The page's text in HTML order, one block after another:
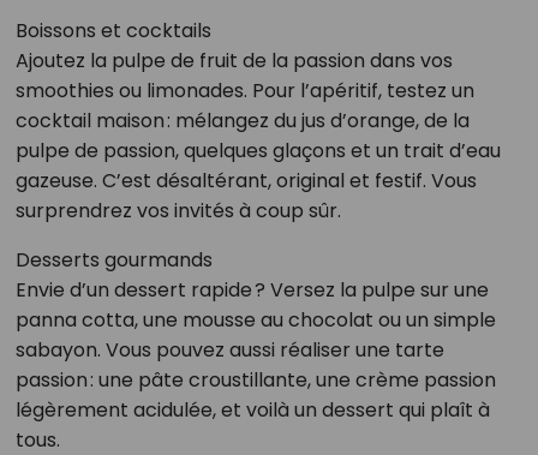
Boissons et cocktails
Ajoutez la pulpe de fruit de la passion dans vos
smoothies ou limonades. Pour l’apéritif, testez un
cocktail maison : mélangez du jus d’orange, de la
pulpe de passion, quelques glaçons et un trait d’eau
gazeuse. C’est désaltérant, original et festif. Vous
surprendrez vos invités à coup sûr.
Desserts gourmands
Envie d’un dessert rapide ? Versez la pulpe sur une
panna cotta, une mousse au chocolat ou un simple
sabayon. Vous pouvez aussi réaliser une tarte
passion : une pâte croustillante, une crème passion
légèrement acidulée, et voilà un dessert qui plaît à
tous.